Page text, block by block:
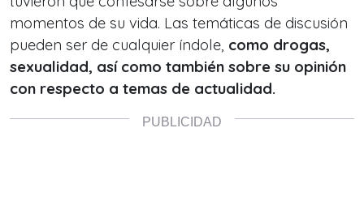
momentos de su vida. Las temáticas de discusión
pueden ser de cualquier índole, como drogas,
sexualidad, así como también sobre su opinión
con respecto a temas de actualidad.